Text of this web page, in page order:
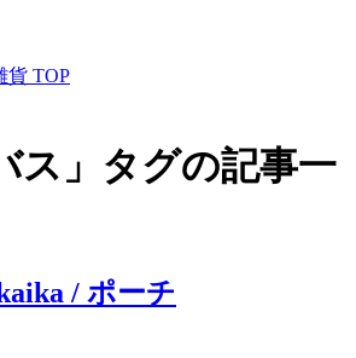
貨 TOP
ス」タグの記事一
/ ポーチ